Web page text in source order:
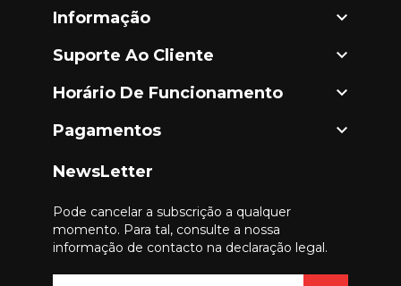
Informação 
Suporte Ao Cliente 
Horário De Funcionamento 
Pagamentos 
NewsLetter
Pode cancelar a subscrição a qualquer
momento. Para tal, consulte a nossa
informação de contacto na declaração legal.